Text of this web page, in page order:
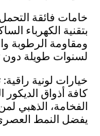
​خامات فائقة
ومقاومة الرطوبة
لسنوات طويلة دون
​خيارات لونية
كافة أذواق
الفخامة، الذهبي
يفضل النمط